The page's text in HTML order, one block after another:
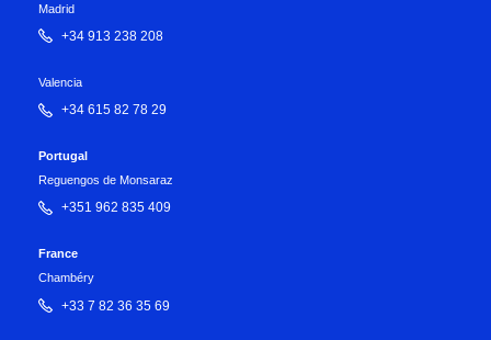
Madrid
+34 913 238 208
Valencia
+34 615 82 78 29
Portugal
Reguengos de Monsaraz
+351 962 835 409
France
Chambéry
+33 7 82 36 35 69